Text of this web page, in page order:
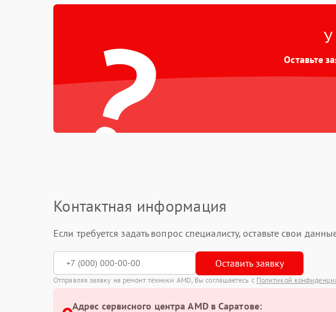
? У
Оставьте
Контактная информация
Если требуется задать вопрос специалисту, оставьте свои
Оставить заявку
Отправляя заявку на ремонт техники AMD, Вы соглашаетесь с Политикой
Адрес сервисного центра AMD в Саратове: